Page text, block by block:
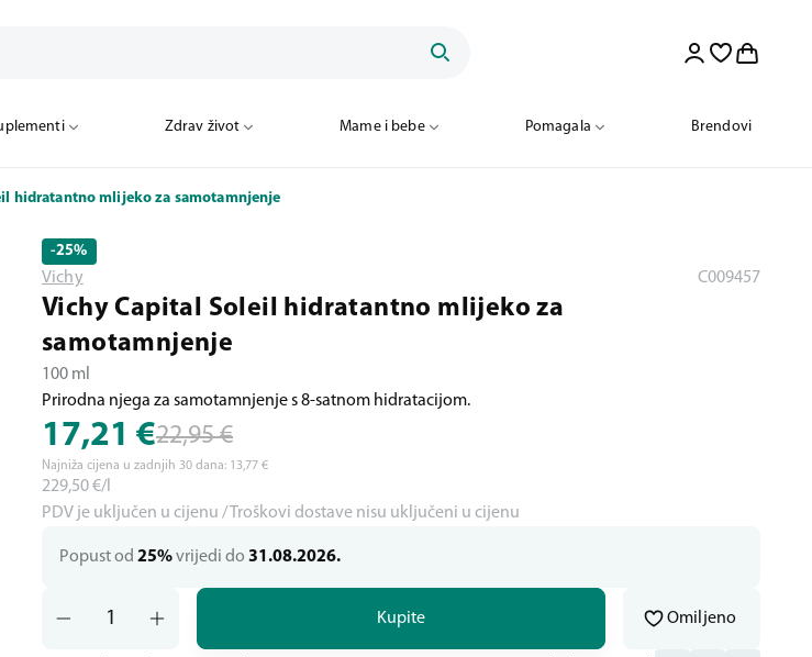
Zdrav život Mame i bebe Pomagala Brendovi
hidratantno mlijeko za samotamnjenje
-25%
Vichy C009457
Vichy Capital Soleil hidratantno mlijeko za
samotamnjenje
100 ml
Prirodna njega za samotamnjenje s 8-satnom hidratacijom.
17,21 €22,95 €
Najniža cijena u zadnjih 30 dana: 13,77 €
229,50€/l
PDV je uključen u cijenu / Troškovi dostave nisu uključeni u cijenu
Popust od 25%vrijedi do 31.08.2026.
Kupite Omiljeno